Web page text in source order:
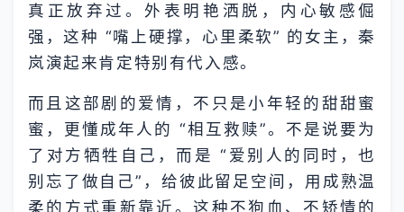
真正放弃过。外表明艳洒脱，内心敏感倔
强，这种 “嘴上硬撑，心里柔软” 的女主，秦
岚演起来肯定特别有代入感。​
而且这部剧的爱情，不只是小年轻的甜甜蜜
蜜，更懂成年人的 “相互救赎”。不是说要为
了对方牺牲自己，而是 “爱别人的同时，也
别忘了做自己”，给彼此留足空间，用成熟温
柔的方式重新靠近。这种不狗血、不矫情的